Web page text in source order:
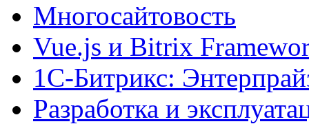
Многосайтовость
Vue.js и Bitrix
1С-Битрикс:
Разработка и